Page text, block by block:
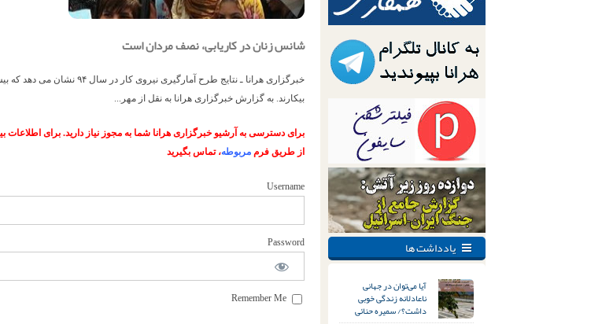
شانس زنان در کاریابی، نصف مردان است
بیکارند. به گزارش خبرگزاری هرانا به نقل از مهر...
برای دسترسی به آرشیو خبرگزاری هرانا شما به مجوز نیاز دارید. برای
از طریق فرم مربوطه، تماس بگیرید
Username
Password یادداشت ها
آیا می‌توان در جهانی
ناعادلانه زندگی خوبی
داشت؟/ سمیره حنائی